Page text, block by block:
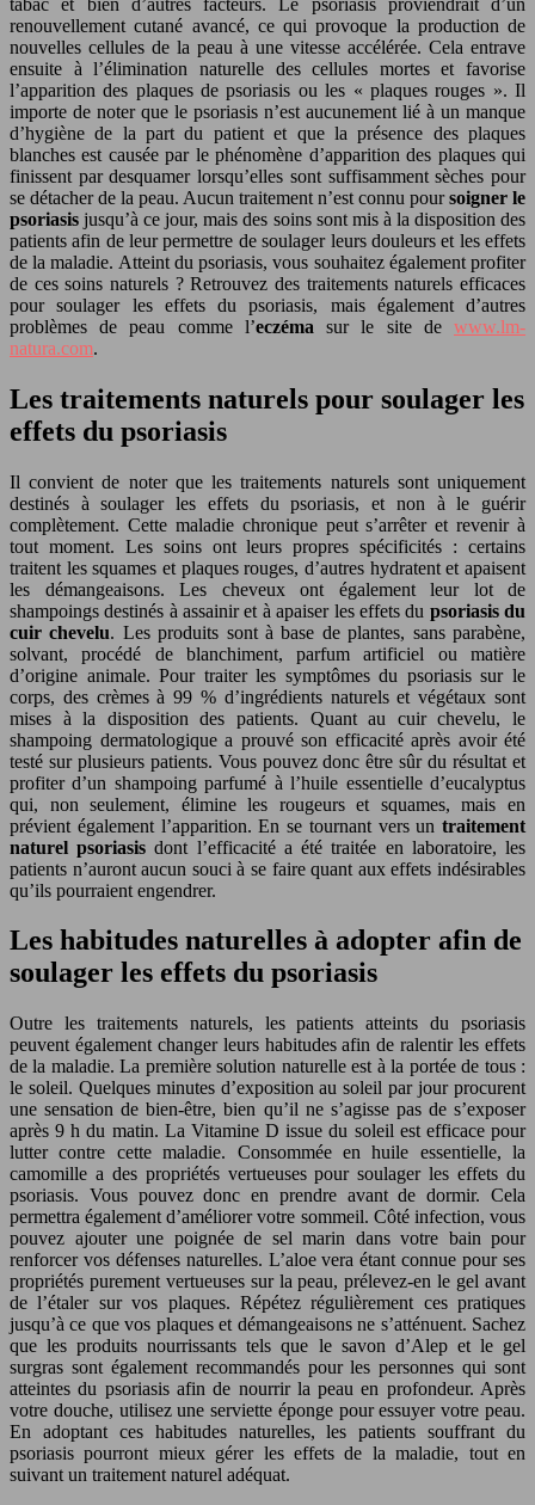
renouvellement cutané avancé, ce qui provoque la production de
nouvelles cellules de la peau à une vitesse accélérée. Cela entrave
ensuite à l’élimination naturelle des cellules mortes et favorise
l’apparition des plaques de psoriasis ou les « plaques rouges ». Il
importe de noter que le psoriasis n’est aucunement lié à un manque
d’hygiène de la part du patient et que la présence des plaques
blanches est causée par le phénomène d’apparition des plaques qui
finissent par desquamer lorsqu’elles sont suffisamment sèches pour
se détacher de la peau. Aucun traitement n’est connu poursoigner le
psoriasis jusqu’à ce jour, mais des soins sont mis à la disposition des
patients afin de leur permettre de soulager leurs douleurs et les effets
de la maladie. Atteint du psoriasis, vous souhaitez également profiter
de ces soins naturels ? Retrouvez des traitements naturels efficaces
pour soulager les effets du psoriasis, mais également d’autres
problèmes de peau comme l’eczéma sur le site dewww.lm-
natura.com.
Les traitements naturels pour soulager les
effets du psoriasis
Il convient de noter que les traitements naturels sont uniquement
destinés à soulager les effets du psoriasis, et non à le guérir
complètement. Cette maladie chronique peut s’arrêter et revenir à
tout moment. Les soins ont leurs propres spécificités : certains
traitent les squames et plaques rouges, d’autres hydratent et apaisent
les démangeaisons. Les cheveux ont également leur lot de
shampoings destinés à assainir et à apaiser les effets du psoriasis du
cuir chevelu. Les produits sont à base de plantes, sans parabène,
solvant, procédé de blanchiment, parfum artificiel ou matière
d’origine animale. Pour traiter les symptômes du psoriasis sur le
corps, des crèmes à 99 % d’ingrédients naturels et végétaux sont
mises à la disposition des patients. Quant au cuir chevelu, le
shampoing dermatologique a prouvé son efficacité après avoir été
testé sur plusieurs patients. Vous pouvez donc être sûr du résultat et
profiter d’un shampoing parfumé à l’huile essentielle d’eucalyptus
qui, non seulement, élimine les rougeurs et squames, mais en
prévient également l’apparition. En se tournant vers un traitement
naturel psoriasisdont l’efficacité a été traitée en laboratoire, les
patients n’auront aucun souci à se faire quant aux effets indésirables
qu’ils pourraient engendrer.
Les habitudes naturelles à adopter afin de
soulager les effets du psoriasis
Outre les traitements naturels, les patients atteints du psoriasis
peuvent également changer leurs habitudes afin de ralentir les effets
de la maladie. La première solution naturelle est à la portée de tous :
le soleil. Quelques minutes d’exposition au soleil par jour procurent
une sensation de bien-être, bien qu’il ne s’agisse pas de s’exposer
après 9 h du matin. La Vitamine D issue du soleil est efficace pour
lutter contre cette maladie. Consommée en huile essentielle, la
camomille a des propriétés vertueuses pour soulager les effets du
psoriasis. Vous pouvez donc en prendre avant de dormir. Cela
permettra également d’améliorer votre sommeil. Côté infection, vous
pouvez ajouter une poignée de sel marin dans votre bain pour
renforcer vos défenses naturelles. L’aloe vera étant connue pour ses
propriétés purement vertueuses sur la peau, prélevez-en le gel avant
de l’étaler sur vos plaques. Répétez régulièrement ces pratiques
jusqu’à ce que vos plaques et démangeaisons ne s’atténuent. Sachez
que les produits nourrissants tels que le savon d’Alep et le gel
surgras sont également recommandés pour les personnes qui sont
atteintes du psoriasis afin de nourrir la peau en profondeur. Après
votre douche, utilisez une serviette éponge pour essuyer votre peau.
En adoptant ces habitudes naturelles, les patients souffrant du
psoriasis pourront mieux gérer les effets de la maladie, tout en
suivant un traitement naturel adéquat.